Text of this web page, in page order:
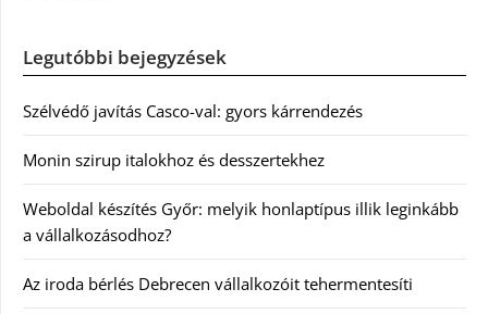
Legutóbbi bejegyzések
Szélvédő javítás Casco-val: gyors kárrendezés
Monin szirup italokhoz és desszertekhez
Weboldal készítés Győr: melyik honlaptípus illik leginkább
a vállalkozásodhoz?
Az iroda bérlés Debrecen vállalkozóit tehermentesíti